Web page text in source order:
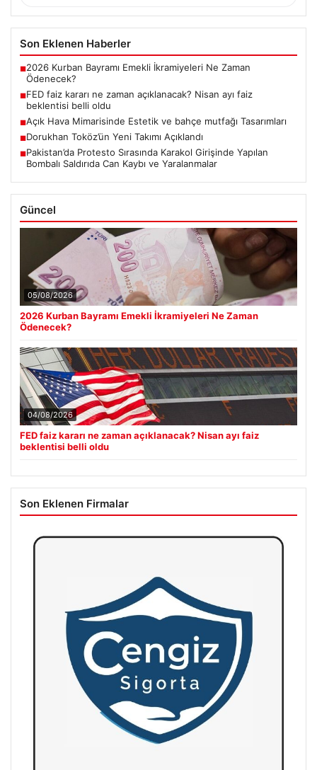
Son Eklenen Haberler
■2026 Kurban Bayramı Emekli İkramiyeleri Ne Zaman
Ödenecek?
■FED faiz kararı ne zaman açıklanacak? Nisan ayı faiz
beklentisi belli oldu
■Açık Hava Mimarisinde Estetik ve bahçe mutfağı Tasarımları
■Dorukhan Toköz’ün Yeni Takımı Açıklandı
■Pakistan’da Protesto Sırasında Karakol Girişinde Yapılan
Bombalı Saldırıda Can Kaybı ve Yaralanmalar
Güncel
05/08/2026
2026 Kurban Bayramı Emekli İkramiyeleri Ne Zaman
Ödenecek?
04/08/2026
FED faiz kararı ne zaman açıklanacak? Nisan ayı faiz
beklentisi belli oldu
Son Eklenen Firmalar